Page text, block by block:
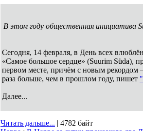
В этом году общественная инициатива
Сегодня, 14 февраля, в День всех
«Самое большое сердце» (Suurim Süda),
первом месте, причём с новым рекордом
раза больше, чем в прошлом году, пишет
Далее...
Читать дальше... | 4782 байт